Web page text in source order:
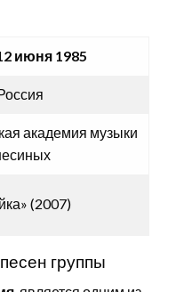
июня 1985
академия музыки
(2007)
группы